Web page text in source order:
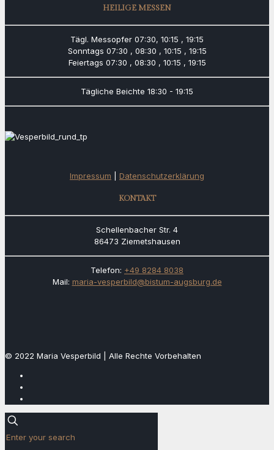
HEILIGE MESSEN
Tägl. Messopfer 07:30, 10:15 , 19:15
Sonntags 07:30 , 08:30 , 10:15 , 19:15
Feiertags 07:30 , 08:30 , 10:15 , 19:15
Tägliche Beichte 18:30 - 19:15
Impressum Datenschutzerklärung
KONTAKT
Schellenbacher Str. 4
86473 Ziemetshausen
Telefon: +49 8284 8038
Mail: maria-vesperbild@bistum-augsburg.de
© 2022 Maria Vesperbild | Alle Rechte Vorbehalten